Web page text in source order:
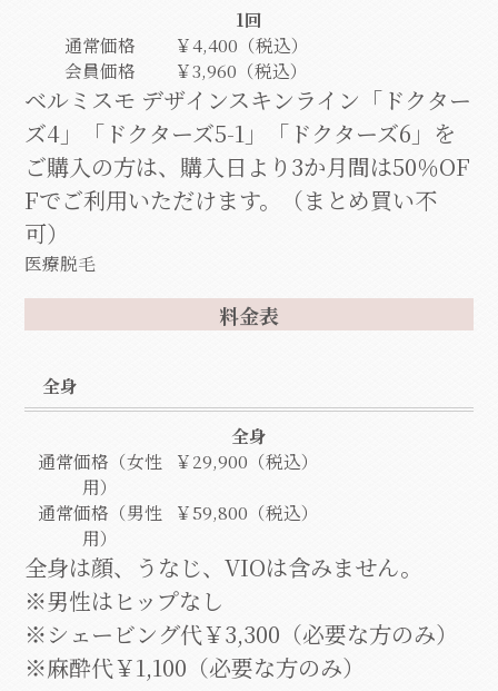
1回
通常価格
￥4,400（税込）
会員価格
￥3,960（税込）
ベルミスモ デザインスキンライン「ドクター
ズ4」「ドクターズ5-1」「ドクターズ6」を
ご購入の方は、購入日より3か月間は50％OF
Fでご利用いただけます。（まとめ買い不
可）
医療脱毛
料金表
全身
全身
通常価格（女性
用）
￥29,900（税込）
通常価格（男性
用）
￥59,800（税込）
全身は顔、うなじ、VIOは含みません。
※男性はヒップなし
※シェービング代￥3,300（必要な方のみ）
※麻酔代￥1,100（必要な方のみ）